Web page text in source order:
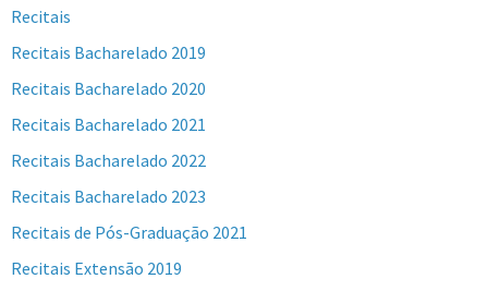
Recitais
Recitais Bacharelado 2019
Recitais Bacharelado 2020
Recitais Bacharelado 2021
Recitais Bacharelado 2022
Recitais Bacharelado 2023
Recitais de Pós-Graduação 2021
Recitais Extensão 2019